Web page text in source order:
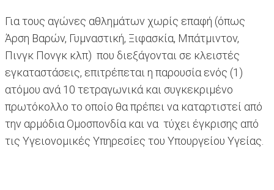
Για τους αγώνες αθλημάτων χωρίς επαφή (όπως
Άρση Βαρών, Γυμναστική, Ξιφασκία, Μπάτμιντον,
Πινγκ Πονγκ κλπ) που διεξάγονται σε κλειστές
εγκαταστάσεις, επιτρέπεται η παρουσία ενός (1)
ατόμου ανά 10 τετραγωνικά και συγκεκριμένο
πρωτόκολλο το οποίο θα πρέπει να καταρτιστεί από
την αρμόδια Ομοσπονδία και να τύχει έγκρισης από
τις Υγειονομικές Υπηρεσίες του Υπουργείου Υγείας.